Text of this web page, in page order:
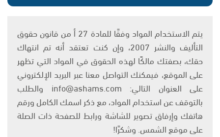
يتم الاستخدام المواد وفقًا للمادة 27 أ من قانون حقوق
التأليف والنشر 2007، وإن كنت تعتقد أنه تم انتهاك
حقك، بصفتك مالكًا لهذه الحقوق في المواد التي تظهر
على الموقع، فيمكنك التواصل معنا عبر البريد الإلكتروني
على العنوان التالي: info@ashams.com والطلب
بالتوقف عن استخدام المواد، مع ذكر اسمك الكامل ورقم
هاتفك وإرفاق تصوير للشاشة ورابط للصفحة ذات الصلة
على موقع الشمس. وشكرًا!